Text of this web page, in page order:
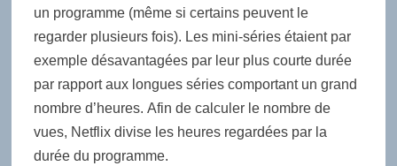
un programme (même si certains peuvent le
regarder plusieurs fois). Les mini-séries étaient par
exemple désavantagées par leur plus courte durée
par rapport aux longues séries comportant un grand
nombre d’heures. Afin de calculer le nombre de
vues, Netflix divise les heures regardées par la
durée du programme.